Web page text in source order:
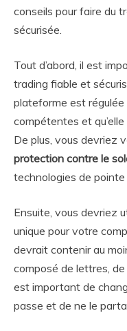
conseils pour faire du
sécurisée.
Tout d’abord, il est
trading fiable et
plateforme est
compétentes et
De plus, vous devriez
protection contre le
technologies de
Ensuite, vous devriez
unique pour votre
devrait contenir au
composé de lettres,
est important de
passe et de ne le